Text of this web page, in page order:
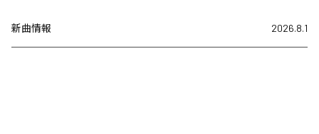
新曲情報 2026.8.1